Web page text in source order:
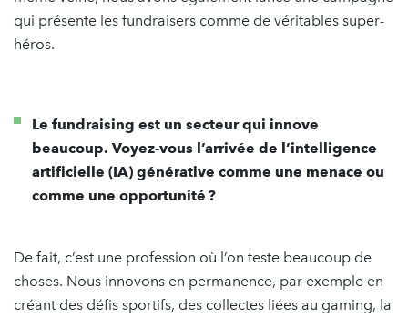
qui présente les fundraisers comme de véritables super-
héros.
Le fundraising est un secteur qui innove
beaucoup. Voyez-vous l’arrivée de l’intelligence
artificielle (IA) générative comme une menace ou
comme une opportunité ?
De fait, c’est une profession où l’on teste beaucoup de
choses. Nous innovons en permanence, par exemple en
créant des défis sportifs, des collectes liées au gaming, la